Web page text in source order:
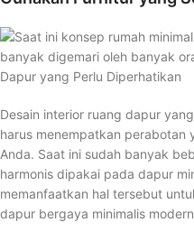
Desain interior ruang dapur
harus menempatkan perabotan
Anda. Saat ini sudah banyak
harmonis dipakai pada dapur
memanfaatkan hal tersebut
dapur bergaya minimalis